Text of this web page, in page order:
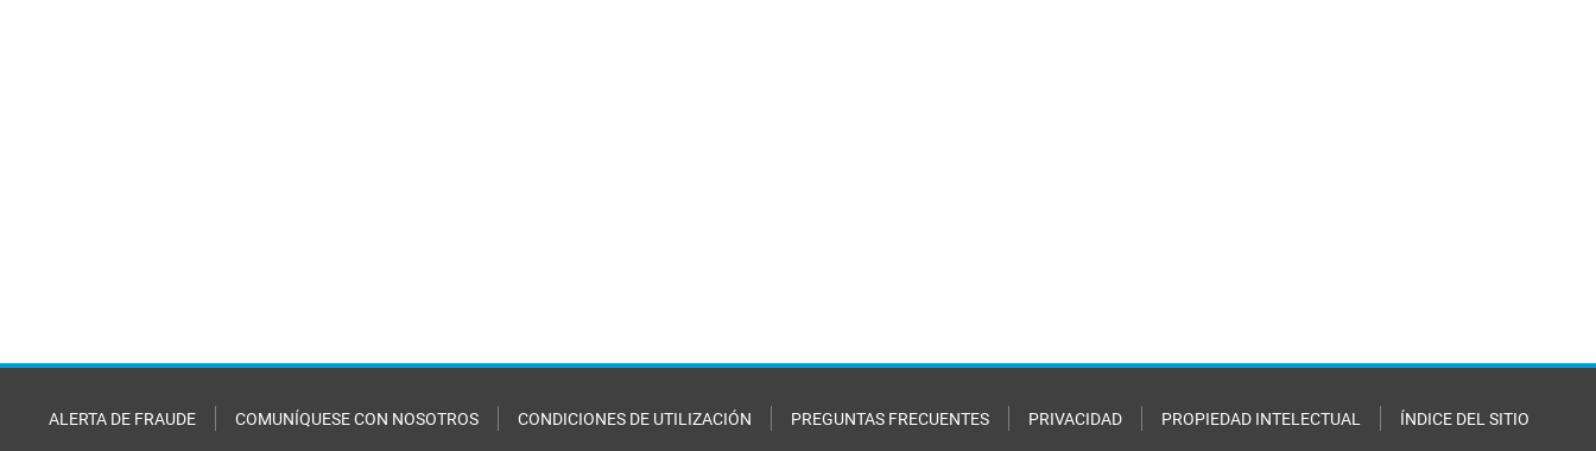
ALERTA DE FRAUDE COMUNÍQUESE CON NOSOTROS CONDICIONES DE UTILIZACIÓN PREGUNTAS FRECUENTES PRIVACIDAD PROPIEDAD INTELECTUAL ÍNDICE DEL SITIO